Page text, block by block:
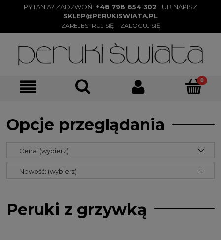
PYTANIA? ZADZWOŃ: +48 798 654 302 LUB NAPISZ
SKLEP@PERUKISWIATA.PL
ZAREJESTRUJ SIĘ ZALOGUJ SIĘ
Opcje przeglądania
Cena: (wybierz)
Nowość: (wybierz)
Peruki z grzywką